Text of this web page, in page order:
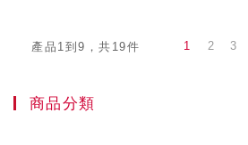
產品1到9，共19件 1 2 3
商品分類